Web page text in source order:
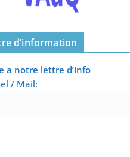
d’information
a notre lettre d’info
/ Mail: